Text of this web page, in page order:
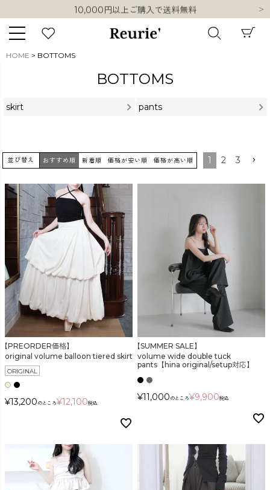
10,000円以上ご購入で送料無料
類似ブランド・他社ショップ様との誤認知に関するお願い
10,000円以上ご購入で送料無料
商品タイプ
ORIGINAL HIT ITEM
カラー
価格
在庫なし商品
HOME BOTTOMS
BOTTOMS
skirt pants
並び替え おすすめ順 新着順 価格が安い順 価格が高い順 1 2 3
【PREORDER価格】
original volume balloon tiered skirt
ORIGINAL
¥13,200 のところ¥12,100税込
【SUMMER SALE】
volume wide double tuck
pants【hina original/setup対応】
¥11,000 のところ¥9,900税込